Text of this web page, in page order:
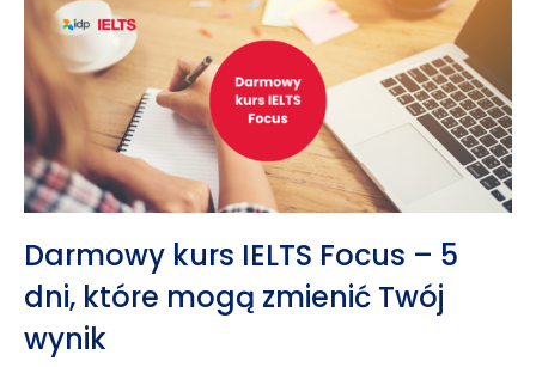
Darmowy kurs IELTS Focus – 5
dni, które mogą zmienić Twój
wynik